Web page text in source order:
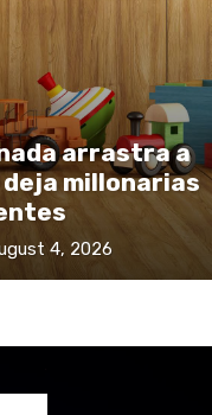
arrastra a
millonarias
4, 2026